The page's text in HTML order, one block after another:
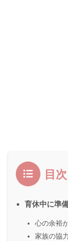
目次
育休中に準
心の余裕
家族の協